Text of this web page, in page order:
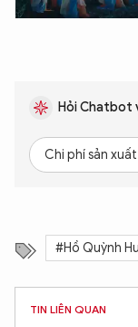
Hỏi Chatbot
Chi phí sản
#Hồ Quỳnh
TIN LIÊN QUAN